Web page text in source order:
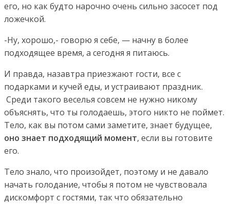
его, но как будто нарочно очень сильно засосет под
ложечкой.
-Ну, хорошо,- говорю я себе, — начну в более
подходящее время, а сегодня я питаюсь.
И правда, назавтра приезжают гости, все с
подарками и кучей еды, и устраивают праздник.
Среди такого веселья совсем не нужно никому
объяснять, что ты голодаешь, этого никто не поймет.
Тело, как вы потом сами заметите, знает будущее,
оно знает подходящий момент, если вы готовите
его.
Тело знало, что произойдет, поэтому и не давало
начать голодание, чтобы я потом не чувствовала
дискомфорт с гостями, так что обязательно